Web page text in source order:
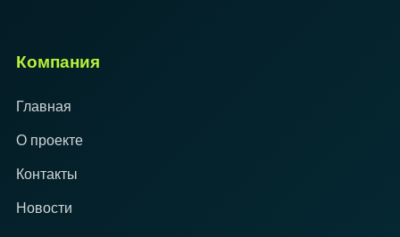
Компания
Главная
О проекте
Контакты
Новости